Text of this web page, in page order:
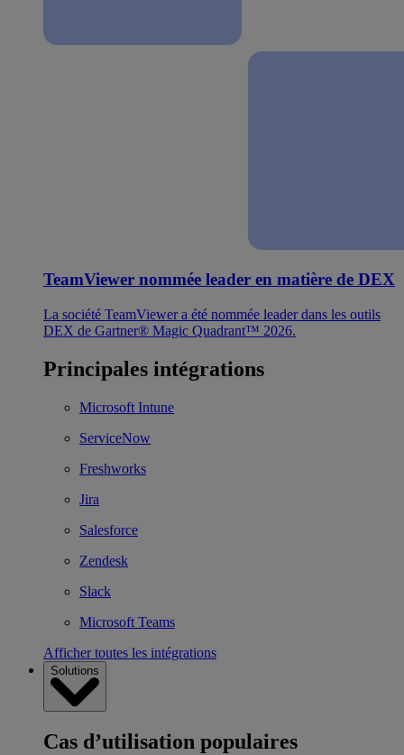
TeamViewer nommée leader en matière de DEX
La société TeamViewer a été nommée leader dans les outils
DEX de Gartner® Magic Quadrant™ 2026.
Principales intégrations
Microsoft Intune
ServiceNow
Freshworks
Jira
Salesforce
Zendesk
Slack
Microsoft Teams
Afficher toutes les intégrations
Solutions
Cas d’utilisation populaires